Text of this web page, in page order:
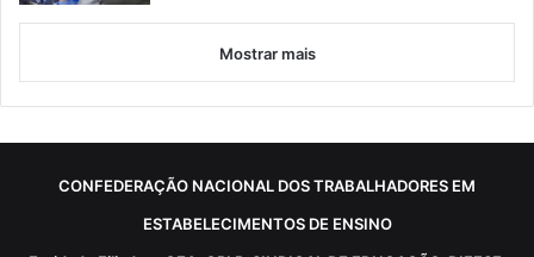
Mostrar mais
CONFEDERAÇÃO NACIONAL DOS TRABALHADORES EM
ESTABELECIMENTOS DE ENSINO